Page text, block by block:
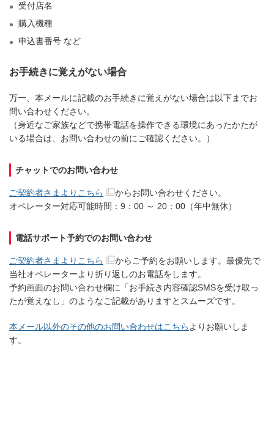
受付店名
購入機種
申込書番号 など
お手続きに覚えがない場合
万一、本メールに記載のお手続きに覚えがない場合は以下までお
問い合わせください。
（身近なご家族などで携帯電話を操作できる環境にあったかたが
いる場合は、お問い合わせの前にご確認ください。）
チャットでのお問い合わせ
ご契約者さまよりこちら
からお問い合わせください。
オペレーター対応可能時間：9：00 ～ 20：00（年中無休）
電話サポート予約でのお問い合わせ
ご契約者さまよりこちら
からご予約をお願いします。最優先で
当社オペレーターより折り返しのお電話をします。
予約画面のお問い合わせ欄に「お手続き内容確認SMSを受け取っ
たが覚えなし」のようなご記載がありますとスムーズです。
本メール以外のその他のお問い合わせはこちら よりお願いしま
す。